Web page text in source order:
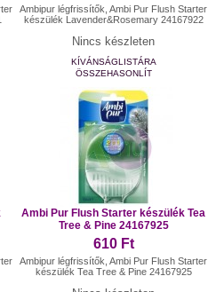
Ambipur légfrissítők, Ambi Pur Flush Starter
készülék Lavender&Rosemary 24167922
Nincs készleten
KÍVÁNSÁGLISTÁRA
ÖSSZEHASONLÍT
Ambi Pur Flush Starter készülék Tea
Tree & Pine 24167925
610 Ft
Ambipur légfrissítők, Ambi Pur Flush Starter
készülék Tea Tree & Pine 24167925